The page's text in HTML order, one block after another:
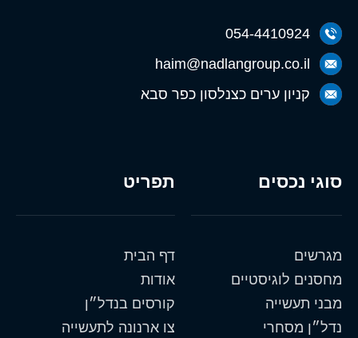
תפריט
דף הבית
אודות
קורסים בנדל״ן
צו ארנונה לתעשייה
סוגי נכסים
מגרשים
מחסנים לוגיסטיים
מבני תעשייה
נדל״ן מסחרי
054-4410924
haim@nadlangroup.co.il
קניון ערים כצנלסון כפר סבא